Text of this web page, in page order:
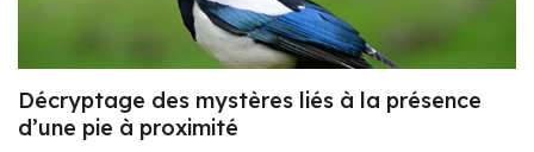
Décryptage des mystères liés à la présence
d’une pie à proximité